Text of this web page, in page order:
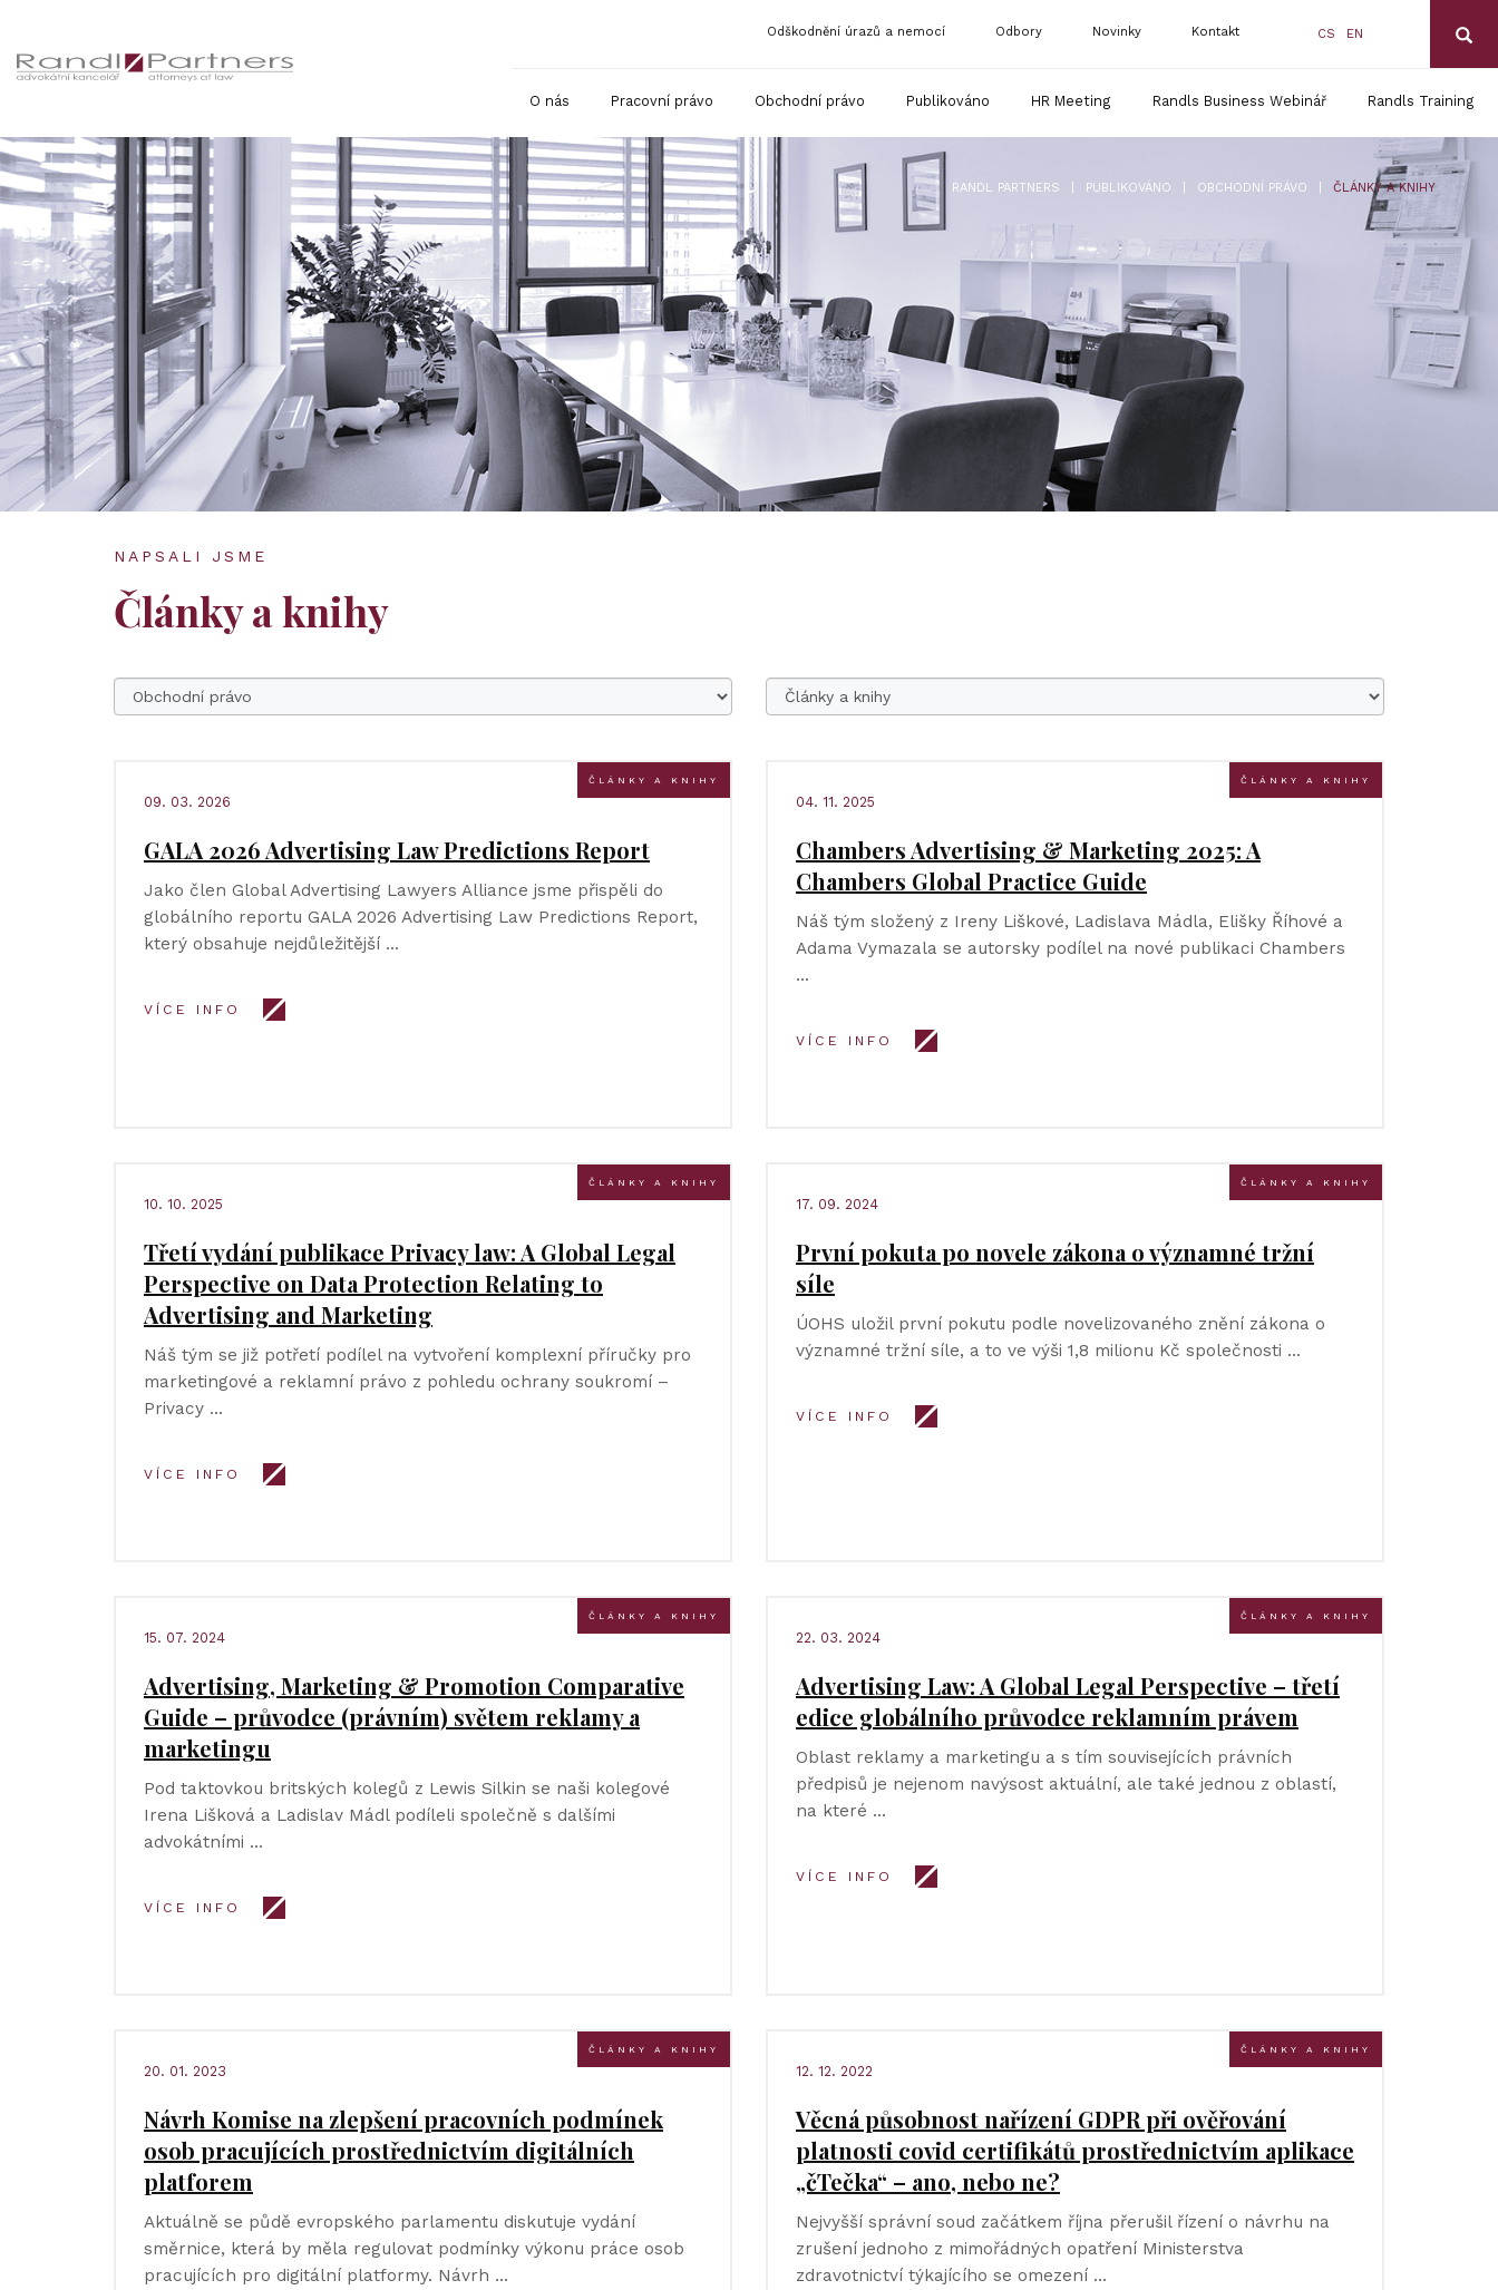
CS EN
Odškodnění úrazů a nemocí Odbory Novinky Kontakt
O nás Pracovní právo Obchodní právo Publikováno HR Meeting Randls Business Webinář Randls Training
RANDL PARTNERS PUBLIKOVÁNO OBCHODNÍ PRÁVO ČLÁNKY A KNIHY
NAPSALI JSME
Články a knihy
ČLÁNKY A KNIHY
09. 03. 2026
GALA 2026 Advertising Law Predictions Report
Jako člen Global Advertising Lawyers Alliance jsme přispěli do
globálního reportu GALA 2026 Advertising Law Predictions Report,
který obsahuje nejdůležitější …
VÍCE INFO
ČLÁNKY A KNIHY
04. 11. 2025
Chambers Advertising & Marketing 2025: A
Chambers Global Practice Guide
Náš tým složený z Ireny Liškové, Ladislava Mádla, Elišky Říhové a
Adama Vymazala se autorsky podílel na nové publikaci Chambers
…
VÍCE INFO
ČLÁNKY A KNIHY
10. 10. 2025
Třetí vydání publikace Privacy law: A Global Legal
Perspective on Data Protection Relating to
Advertising and Marketing
Náš tým se již potřetí podílel na vytvoření komplexní příručky pro
marketingové a reklamní právo z pohledu ochrany soukromí –
Privacy …
VÍCE INFO
ČLÁNKY A KNIHY
17. 09. 2024
První pokuta po novele zákona o významné tržní
síle
ÚOHS uložil první pokutu podle novelizovaného znění zákona o
významné tržní síle, a to ve výši 1,8 milionu Kč společnosti …
VÍCE INFO
ČLÁNKY A KNIHY
15. 07. 2024
Advertising, Marketing & Promotion Comparative
Guide – průvodce (právním) světem reklamy a
marketingu
Pod taktovkou britských kolegů z Lewis Silkin se naši kolegové
Irena Lišková a Ladislav Mádl podíleli společně s dalšími
advokátními …
VÍCE INFO
ČLÁNKY A KNIHY
22. 03. 2024
Advertising Law: A Global Legal Perspective – třetí
edice globálního průvodce reklamním právem
Oblast reklamy a marketingu a s tím souvisejících právních
předpisů je nejenom navýsost aktuální, ale také jednou z oblastí,
na které …
VÍCE INFO
ČLÁNKY A KNIHY
20. 01. 2023
Návrh Komise na zlepšení pracovních podmínek
osob pracujících prostřednictvím digitálních
platforem
Aktuálně se půdě evropského parlamentu diskutuje vydání
směrnice, která by měla regulovat podmínky výkonu práce osob
pracujících pro digitální platformy. Návrh …
ČLÁNKY A KNIHY
12. 12. 2022
Věcná působnost nařízení GDPR při ověřování
platnosti covid certifikátů prostřednictvím aplikace
„čTečka“ – ano, nebo ne?
Nejvyšší správní soud začátkem října přerušil řízení o návrhu na
zrušení jednoho z mimořádných opatření Ministerstva
zdravotnictví týkajícího se omezení …